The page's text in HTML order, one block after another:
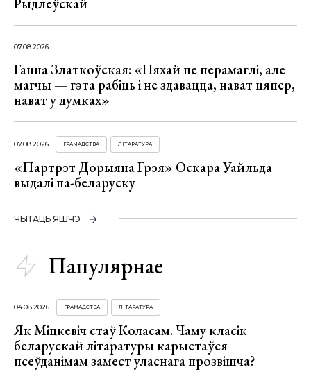
07.08.2026
Ганна Златкоўская: «Няхай не перамаглі, але
магчы — гэта рабіць і не здавацца, нават цяпер,
нават у думках»
07.08.2026 ГРАМАДСТВА ЛІТАРАТУРА
«Партрэт Дорыяна Грэя» Оскара Уайльда
выдалі па-беларуску
ЧЫТАЦЬ ЯШЧЭ
Папулярнае
04.08.2026 ГРАМАДСТВА ЛІТАРАТУРА
Як Міцкевіч стаў Коласам. Чаму класік
беларускай літаратуры карыстаўся
псеўданімам замест уласнага прозвішча?